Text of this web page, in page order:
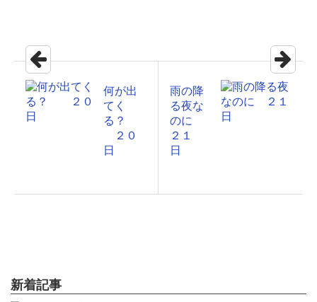
何が出
てく
る？
２０
日
雨の降
る夜な
のに
２１
日
新着記事